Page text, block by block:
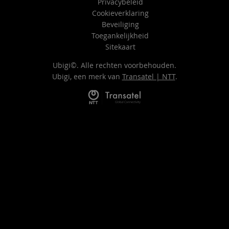
Cookieverklaring
Beveiliging
Toegankelijkheid
Sitekaart
Ubigi©. Alle rechten voorbehouden.
Ubigi, een merk van Transatel | NTT.